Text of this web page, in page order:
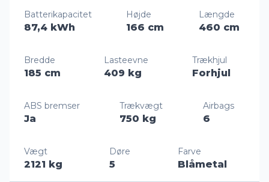
Batterikapacitet
87,4 kWh
Højde
166 cm
Længde
460 cm
Bredde
185 cm
Lasteevne
409 kg
Trækhjul
Forhjul
ABS bremser
Ja
Trækvægt
750 kg
Airbags
6
Vægt
2121 kg
Døre
5
Farve
Blåmetal